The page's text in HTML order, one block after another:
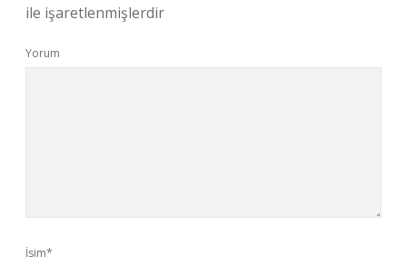
ile işaretlenmişlerdir
Yorum
İsim*